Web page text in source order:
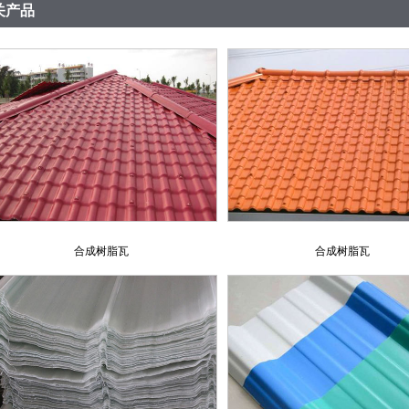
产品
合成树脂瓦 合成树脂瓦